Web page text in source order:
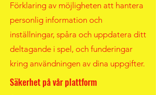
Förklaring av möjligheten att hantera
personlig information och
inställningar, spåra och uppdatera ditt
deltagande i spel, och funderingar
kring användningen av dina uppgifter.
Säkerhet på vår plattform